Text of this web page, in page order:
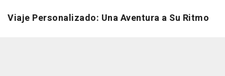
Viaje Personalizado: Una Aventura a Su Ritmo